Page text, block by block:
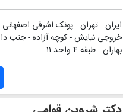
ایران - تهران - پونک اشرفی
خروجی نیایش - کوچه آزاده - جنب
بهاران - طبقه ۴ واحد ۱۱